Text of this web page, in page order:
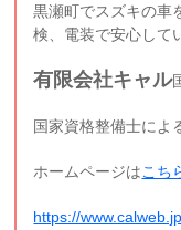
黒瀬町でスズキの車
検、電装で安心して
有限会社キャル
国家資格整備士によ
ホームページはこち
https://